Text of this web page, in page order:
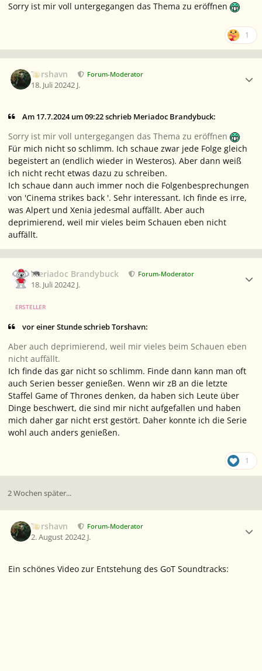
Sorry ist mir voll untergegangen das Thema zu eröffnen
1
Torshavn Forum-Moderator
18. Juli 20242 J.
Am 17.7.2024 um 09:22 schrieb Meriadoc Brandybuck:
Sorry ist mir voll untergegangen das Thema zu eröffnen
Für mich nicht so schlimm. Ich schaue zwar jede Folge gleich
begeistert an (endlich wieder in Westeros). Aber dann weiß
ich nicht recht etwas dazu zu schreiben.
Ich schaue dann auch immer noch die Folgenbesprechungen
von 'Cinema strikes back '. Sehr interessant. Ich finde es irre,
was Alpert und Xenia jedesmal auffällt. Aber auch
deprimierend, weil mir vieles beim Schauen eben nicht
auffällt.
Meriadoc Brandybuck Forum-Moderator
18. Juli 20242 J.
ERSTELLER
vor einer Stunde schrieb Torshavn:
Aber auch deprimierend, weil mir vieles beim Schauen eben
nicht auffällt.
Ich finde das gar nicht so schlimm. Finde dann kann man oft
auch Serien besser genießen. Wenn wir zB an die letzte
Staffel Game of Thrones denken, da haben sich Leute über
Dinge beschwert, die sind mir nicht aufgefallen und haben
mich daher gar nicht erst gestört. Daher konnte ich die Serie
wohl auch anders genießen.
1
2 Wochen später...
Torshavn Forum-Moderator
2. August 20242 J.
Ein schönes Video zur Entstehung des GoT Soundtracks: